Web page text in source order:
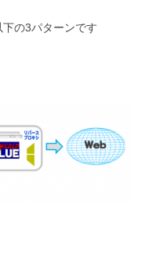
の3パターンです